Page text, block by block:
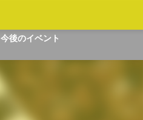
今後のイベント